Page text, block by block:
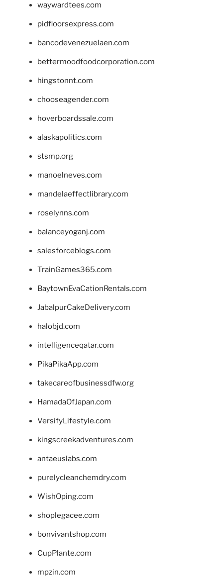
waywardtees.com
pidfloorsexpress.com
bancodevenezuelaen.com
bettermoodfoodcorporation.com
hingstonnt.com
chooseagender.com
hoverboardssale.com
alaskapolitics.com
stsmp.org
manoelneves.com
mandelaeffectlibrary.com
roselynns.com
balanceyoganj.com
salesforceblogs.com
TrainGames365.com
BaytownEvaCationRentals.com
JabalpurCakeDelivery.com
halobjd.com
intelligenceqatar.com
PikaPikaApp.com
takecareofbusinessdfw.org
HamadaOfJapan.com
VersifyLifestyle.com
kingscreekadventures.com
antaeuslabs.com
purelycleanchemdry.com
WishOping.com
shoplegacee.com
bonvivantshop.com
CupPlante.com
mpzin.com